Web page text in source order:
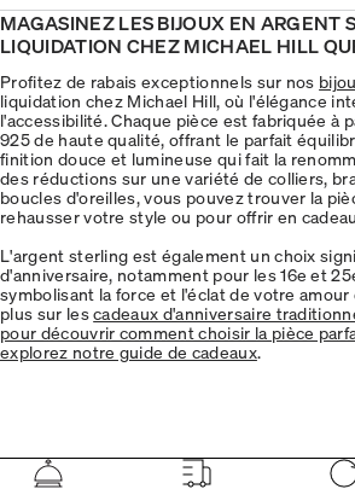
MAGASINEZ LES BIJOUX EN ARGENT
LIQUIDATION CHEZ MICHAEL HILL
Profitez de rabais exceptionnels sur nos
liquidation chez Michael Hill, où l'élégance
l'accessibilité. Chaque pièce est fabriquée à
925 de haute qualité, offrant le parfait
finition douce et lumineuse qui fait la
des réductions sur une variété de colliers,
boucles d'oreilles, vous pouvez trouver la
rehausser votre style ou pour offrir en
L'argent sterling est également un choix
d'anniversaire, notamment pour les 16e et
symbolisant la force et l'éclat de votre amour
plus sur lescadeaux d'anniversaire
pour découvrir comment choisir la pièce
explorez notre guide de cadeaux.